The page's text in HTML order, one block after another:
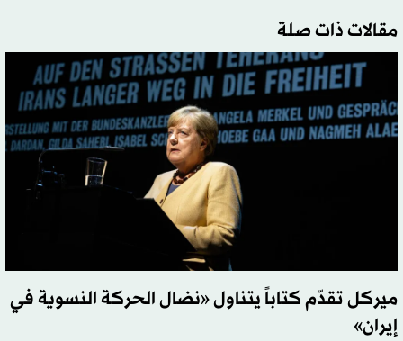
مقالات ذات صلة
ميركل تقدّم كتاباً يتناول «نضال الحركة النسوية في
إيران»